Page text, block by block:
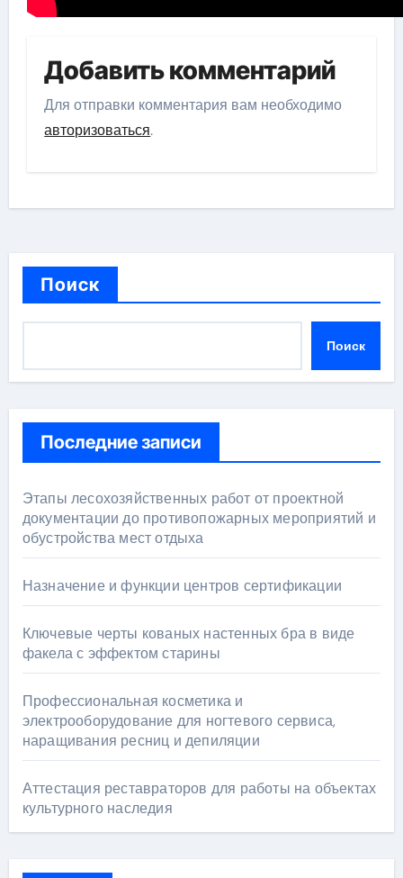
Добавить комментарий
Для отправки комментария вам необходимо
авторизоваться.
Поиск
Поиск
Последние записи
Этапы лесохозяйственных работ от проектной
документации до противопожарных мероприятий и
обустройства мест отдыха
Назначение и функции центров сертификации
Ключевые черты кованых настенных бра в виде
факела с эффектом старины
Профессиональная косметика и
электрооборудование для ногтевого сервиса,
наращивания ресниц и депиляции
Аттестация реставраторов для работы на объектах
культурного наследия